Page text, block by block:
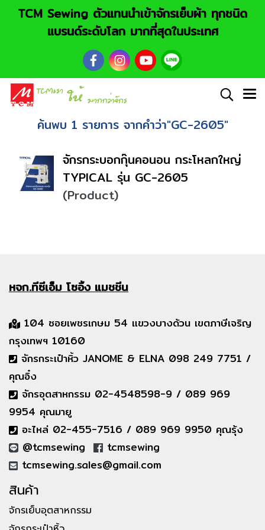
TCM Sewing ตัวแทนนำเข้าจักรเย็บผ้า ทุกชนิด
แบรนด์ระดับโลก มากที่สุดในประเทศ
ค้นพบ 1 รายการ จากคำว่า"GC-2605"
จักรกระบอกกุ๊นคอนอน กระโหลกใหญ่
TYPICAL รุ่น GC-2605
(Product)
หจก.ทีซีเอ็มโซอิ้ง แมชชีน
104 ซอยเพชรเกษม 54 แขวงบางด้วน เขตภาษีเจริญ
กรุงเทพฯ 10160
จักรกระเป๋าหิ้ว JANOME & ELNA 098 249 7751 /
คุณอิ๋ง
จักรอุตสาหกรรม 02-4548598-9 / 089 969
9954 คุณมายู
อะไหล่ 02-455-7516 / 089 969 9950 คุณรุ้ง
@tcmsewing
tcmsewing
tcmsewing.sales@gmail.com
สินค้า
จักรเย็บอุตสาหกรรม